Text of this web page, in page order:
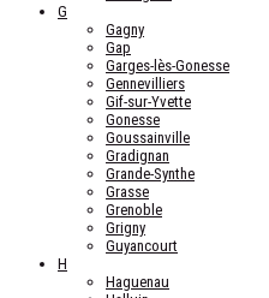
G
Gagny
Gap
Garges-lès-Gonesse
Gennevilliers
Gif-sur-Yvette
Gonesse
Goussainville
Gradignan
Grande-Synthe
Grasse
Grenoble
Grigny
Guyancourt
H
Haguenau